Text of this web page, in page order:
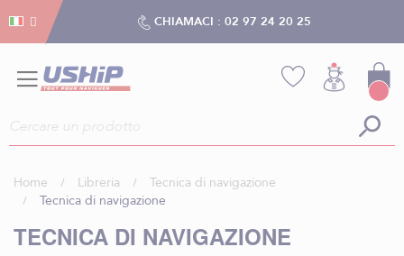
CHIAMACI : 02 97 24 20 25
Home Libreria
Tecnica di navigazione
Tecnica di navigazione
TECNICA DI NAVIGAZIONE
Gestion dei cookies
Gestion dei cookies